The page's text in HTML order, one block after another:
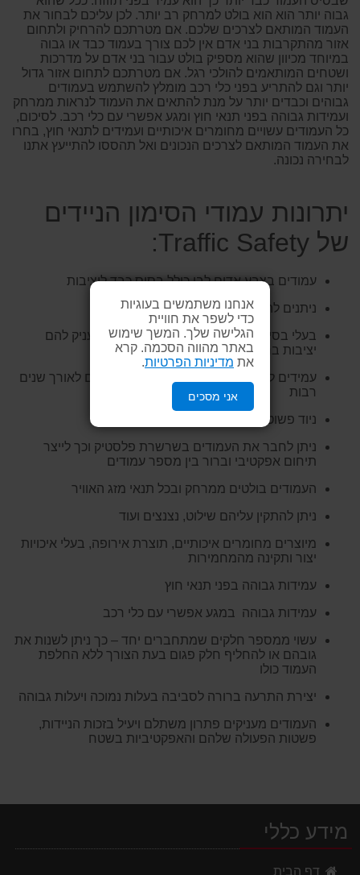
אנחנו משתמשים בעוגיות
כדי לשפר את חוויית
הגלישה שלך. המשך שימוש
באתר מהווה הסכמה. קרא
את מדיניות הפרטיות.
אני מסכים
גבוה יותר הוא הוא בולט למרחק רב יותר. לכן עליכם לבחור את
העמוד המותאם לצרכים שלכם. אם מטרתכם להרחיק ולתחום
אזור מהתקרבות בני אדם אין לכם צורך בעמוד כבד או גבוה
במיוחד מכיוון שהוא מספיק בולט עבור בני אדם על מדרכות
ושטחים המותאמים להולכי רגל. אם מטרתכם לתחום אזור גדול
יותר וגם להתריע בפני כלי רכב מומלץ להשתמש בעמודים
גבוהים וכבדים יותר על מנת להתאים את העמוד לנראות ממרחק
ועמידות גבוהה בפני תנאי חוץ ומגע אפשרי עם כלי רכב. לסיכום,
כל העמודים עשויים מחומרים איכותיים ועמידים לתנאי חוץ, בחרו
את העמוד המותאם לצרכים הנכונים ואל תהססו להתייעץ אתנו
לבחירה נכונה.
יתרונות עמודי הסימון הניידים
של Traffic Safety:
עמודים בצבע אדום לבן כולל בסיס כבד ליציבות
ניתנים להעברה בקלות ובמהירות
בעלי בסיס כבד המונע מהם ליפול ברוח ומעניק להם
יציבות ברוב תנאי מזג האוויר
עמידים לקרני השמש, אינם מתכלים ועמידים לאורך שנים
רבות
ניוד פשוט וקל בכדי לייצר חיץ רציף וברור
ניתן לחבר את העמודים בשרשרת פלסטיק וכך לייצר
תיחום אפקטיבי וברור בין מספר עמודים
העמודים בולטים ממרחק ובכל תנאי מזג האוויר
ניתן להתקין עליהם שילוט, נצנצים ועוד
מיוצרים מחומרים איכותיים, תוצרת אירופה, בעלי איכויות
יצור ותקינה מהמחמירות
עמידות גבוהה בפני תנאי חוץ
עמידות גבוהה במגע אפשרי עם כלי רכב
עשוי ממספר חלקים שמתחברים יחד – כך ניתן לשנות את
גובהם או להחליף חלק פגום בעת הצורך ללא החלפת
העמוד כולו
יצירת התרעה ברורה לסביבה בעלות נמוכה ויעלות גבוהה
העמודים מעניקים פתרון משתלם ויעיל בזכות הניידות,
פשטות הפעולה שלהם והאפקטיביות בשטח
מידע כללי
דף הבית